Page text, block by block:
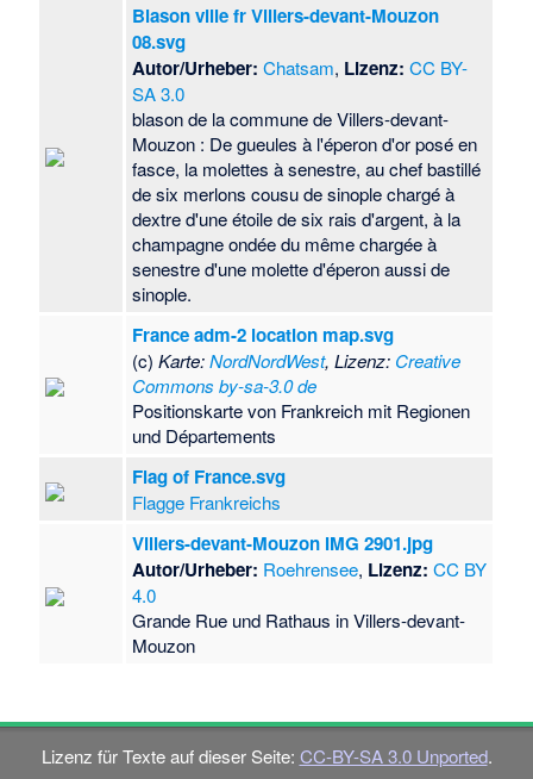
Blason ville fr Villers-devant-Mouzon
08.svg
Autor/Urheber: Chatsam, Lizenz: CC BY-
SA 3.0
blason de la commune de Villers-devant-
Mouzon : De gueules à l'éperon d'or posé en
fasce, la molettes à senestre, au chef bastillé
de six merlons cousu de sinople chargé à
dextre d'une étoile de six rais d'argent, à la
champagne ondée du même chargée à
senestre d'une molette d'éperon aussi de
sinople.
France adm-2 location map.svg
(c)Karte:NordNordWest, Lizenz: Creative
Commons by-sa-3.0 de
Positionskarte von Frankreich mit Regionen
und Départements
Flag of France.svg
Flagge Frankreichs
Villers-devant-Mouzon IMG 2901.jpg
Autor/Urheber: Roehrensee, Lizenz: CC BY
4.0
Grande Rue und Rathaus in Villers-devant-
Mouzon
Lizenz für Texte auf dieser Seite: CC-BY-SA 3.0 Unported.